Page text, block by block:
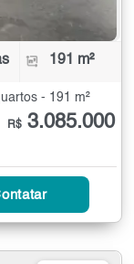
191 m²
- 191 m²
R$ 3.085.000